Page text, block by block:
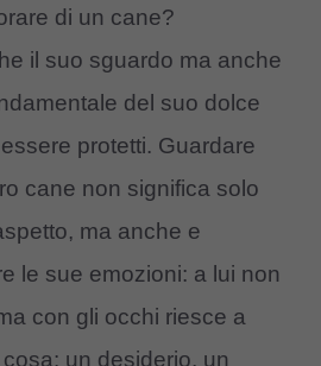
di un cane?
il suo sguardo ma anche
del suo dolce
protetti. Guardare
cane non significa solo
ma anche e
le sue emozioni: a lui non
con gli occhi riesce a
un desiderio, un